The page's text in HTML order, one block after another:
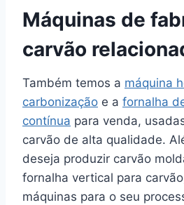
Máquinas de
carvão
Também temos a máquina
carbonização e a fornalha
contínua para venda,
carvão de alta qualidade.
deseja produzir carvão
fornalha vertical para
máquinas para o seu